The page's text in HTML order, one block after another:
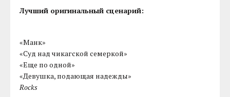
Лучший оригинальный сценарий:
«Манк»
«Суд над чикагской семеркой»
«Еще по одной»
«Девушка, подающая надежды»
Rocks